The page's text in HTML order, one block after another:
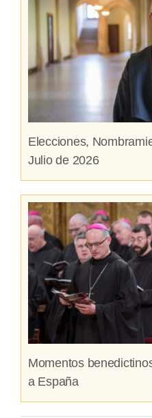
Elecciones,
Julio de 2026
Momentos
a España